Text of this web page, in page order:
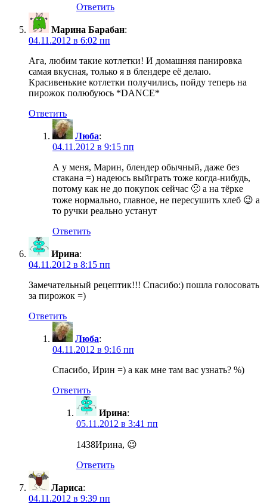
Ответить
Марина Барабан:
04.11.2012 в 6:02 пп
Ага, любим такие котлетки! И домашняя панировка
самая вкусная, только я в блендере её делаю.
Красивенькие котлетки получились, пойду теперь на
пирожок полюбуюсь *DANCE*
Ответить
Люба:
04.11.2012 в 9:15 пп
А у меня, Марин, блендер обычный, даже без
стакана =) надеюсь выйграть тоже когда-нибудь,
потому как не до покупок сейчас 🙁 а на тёрке
тоже нормально, главное, не пересушить хлеб 😉 а
то ручки реально устанут
Ответить
Ирина:
04.11.2012 в 8:15 пп
Замечательный рецептик!!! Спасибо:) пошла голосовать
за пирожок =)
Ответить
Люба:
04.11.2012 в 9:16 пп
Спасибо, Ирин =) а как мне там вас узнать? %)
Ответить
Ирина:
05.11.2012 в 3:41 пп
1438Ирина, 😉
Ответить
Лариса:
04.11.2012 в 9:39 пп